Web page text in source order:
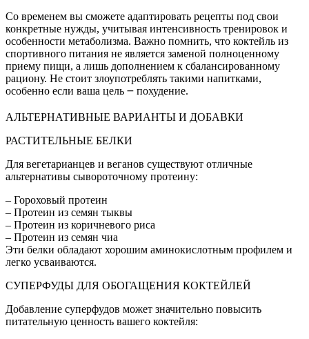
Со временем вы сможете адаптировать рецепты под свои
конкретные нужды, учитывая интенсивность тренировок и
особенности метаболизма. Важно помнить, что коктейль из
спортивного питания не является заменой полноценному
приему пищи, а лишь дополнением к сбалансированному
рациону. Не стоит злоупотреблять такими напитками,
особенно если ваша цель ౼ похудение.
АЛЬТЕРНАТИВНЫЕ ВАРИАНТЫ И ДОБАВКИ
РАСТИТЕЛЬНЫЕ БЕЛКИ
Для вегетарианцев и веганов существуют отличные
альтернативы сывороточному протеину:
– Гороховый протеин
– Протеин из семян тыквы
– Протеин из коричневого риса
– Протеин из семян чиа
Эти белки обладают хорошим аминокислотным профилем и
легко усваиваются.
СУПЕРФУДЫ ДЛЯ ОБОГАЩЕНИЯ КОКТЕЙЛЕЙ
Добавление суперфудов может значительно повысить
питательную ценность вашего коктейля: